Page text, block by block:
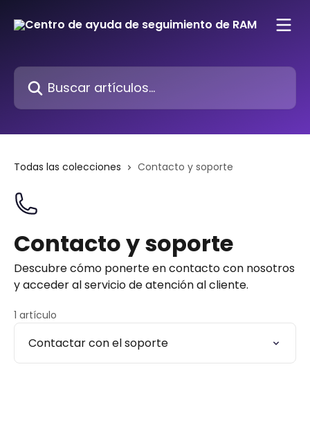
Buscar artículos...
Todas las colecciones Contacto y soporte
Contacto y soporte
Descubre cómo ponerte en contacto con nosotros
y acceder al servicio de atención al cliente.
1 artículo
Contactar con el soporte